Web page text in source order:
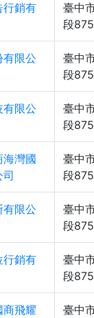
行銷有
臺中
段
有限公
臺中
段
有限公
臺中
段
海灣國
司
臺中
段
有限公
臺中
段
行銷有
臺中
段
商飛耀
臺中